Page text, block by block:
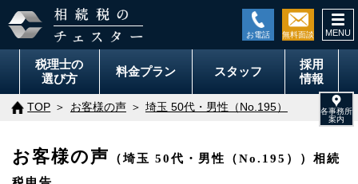
税理士の
選び方
料金プラン スタッフ
採用
情報
TOP お客様の声 埼玉 50代・男性（No.195）
お客様の声
（埼玉 50代・男性（No.195））相続